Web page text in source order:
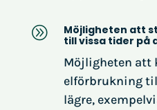
A
Möjligheten att
till vissa tider på
Möjligheten att
elförbrukning
lägre,